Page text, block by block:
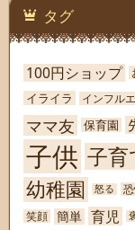
タグ
100円ショップ
イライラ インフル
ママ友 保育園
子供 子育
幼稚園 怒る
笑顔 簡単 育児